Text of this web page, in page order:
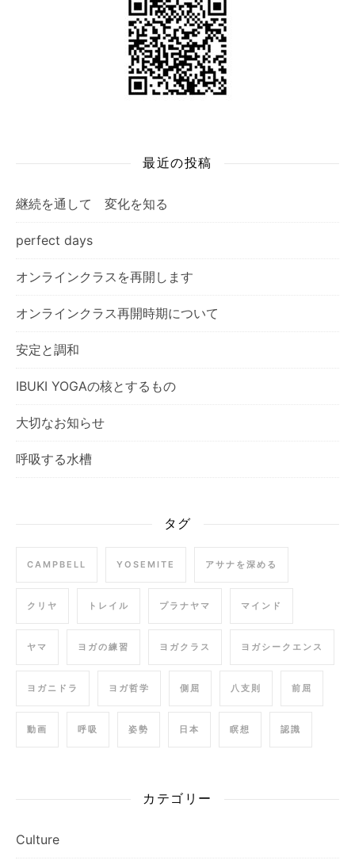
最近の投稿
継続を通して 変化を知る
perfect days
オンラインクラスを再開します
オンラインクラス再開時期について
安定と調和
IBUKI YOGAの核とするもの
大切なお知らせ
呼吸する水槽
タグ
CAMPBELL YOSEMITE アサナを深める
クリヤ トレイル プラナヤマ マインド
ヤマ ヨガの練習 ヨガクラス ヨガシークエンス
ヨガニドラ ヨガ哲学 側屈 八支則 前屈
動画 呼吸 姿勢 日本 瞑想 認識
カテゴリー
Culture